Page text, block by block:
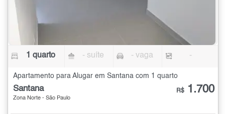
1 quarto - suíte - vaga -
Apartamento para Alugar em Santana com 1 quarto
Santana
Zona Norte - São Paulo
R$ 1.700